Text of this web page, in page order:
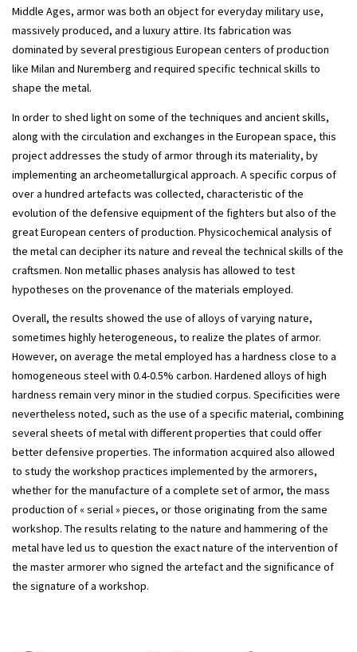
Middle Ages, armor was both an object for everyday military use,
massively produced, and a luxury attire. Its fabrication was
dominated by several prestigious European centers of production
like Milan and Nuremberg and required specific technical skills to
shape the metal.
In order to shed light on some of the techniques and ancient skills,
along with the circulation and exchanges in the European space, this
project addresses the study of armor through its materiality, by
implementing an archeometallurgical approach. A specific corpus of
over a hundred artefacts was collected, characteristic of the
evolution of the defensive equipment of the fighters but also of the
great European centers of production. Physicochemical analysis of
the metal can decipher its nature and reveal the technical skills of the
craftsmen. Non metallic phases analysis has allowed to test
hypotheses on the provenance of the materials employed.
Overall, the results showed the use of alloys of varying nature,
sometimes highly heterogeneous, to realize the plates of armor.
However, on average the metal employed has a hardness close to a
homogeneous steel with 0.4-0.5% carbon. Hardened alloys of high
hardness remain very minor in the studied corpus. Specificities were
nevertheless noted, such as the use of a specific material, combining
several sheets of metal with different properties that could offer
better defensive properties. The information acquired also allowed
to study the workshop practices implemented by the armorers,
whether for the manufacture of a complete set of armor, the mass
production of « serial » pieces, or those originating from the same
workshop. The results relating to the nature and hammering of the
metal have led us to question the exact nature of the intervention of
the master armorer who signed the artefact and the significance of
the signature of a workshop.